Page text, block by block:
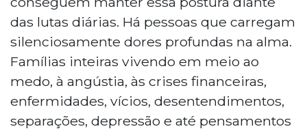
das lutas diárias. Há pessoas que carregam
silenciosamente dores profundas na alma.
Famílias inteiras vivendo em meio ao
medo, à angústia, às crises financeiras,
enfermidades, vícios, desentendimentos,
separações, depressão e até pensamentos